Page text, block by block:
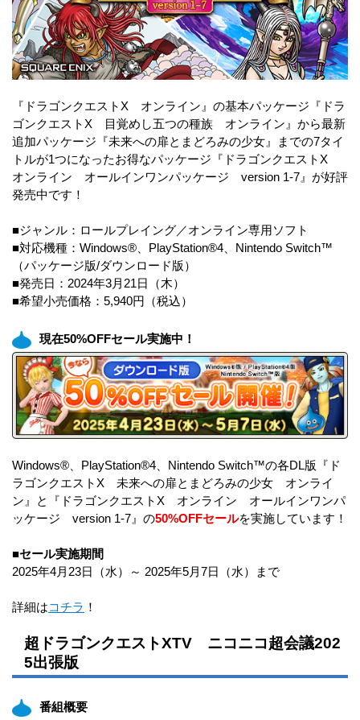
『ドラゴンクエストX オンライン』の基本パッケージ『ドラ
ゴンクエストX 目覚めし五つの種族 オンライン』から最新
追加パッケージ『未来への扉とまどろみの少女』までの7タイ
トルが1つになったお得なパッケージ『ドラゴンクエストX
オンライン オールインワンパッケージ version 1-7』が好評
発売中です！
■ジャンル：ロールプレイング／オンライン専用ソフト
■対応機種：Windows®、PlayStation®4、Nintendo Switch™
（パッケージ版/ダウンロード版）
■発売日：2024年3月21日（木）
■希望小売価格：5,940円（税込）
現在50%OFFセール実施中！
Windows®、PlayStation®4、Nintendo Switch™の各DL版『ド
ラゴンクエストX 未来への扉とまどろみの少女 オンライ
ン』と『ドラゴンクエストX オンライン オールインワンパ
ッケージ version 1-7』の50%OFFセールを実施しています！
■セール実施期間
2025年4月23日（水）～ 2025年5月7日（水）まで
詳細はコチラ ！
超ドラゴンクエストXTV ニコニコ超会議202
5出張版
番組概要